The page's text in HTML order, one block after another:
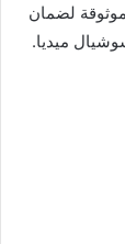
لضمان
ميديا.